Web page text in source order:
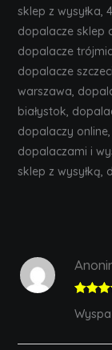
sklep z wysyłka,
dopalacze sklep
dopalacze
dopalacze
warszawa,
białystok,
dopalaczy
dopalaczami i
sklep z wysyłką,
of 5